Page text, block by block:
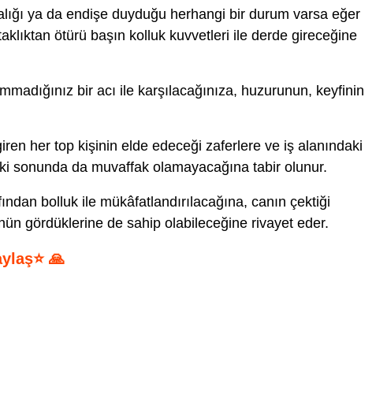
ya da endişe duyduğu herhangi bir durum varsa eğer
ötürü başın kolluk kuvvetleri ile derde gireceğine
bir acı ile karşılacağınıza, huzurunun, keyfinin
her top kişinin elde edeceği zaferlere ve iş alanındaki
sonunda da muvaffak olamayacağına tabir olunur.
bolluk ile mükâfatlandırılacağına, canın çektiği
gördüklerine de sahip olabileceğine rivayet eder.
🙏